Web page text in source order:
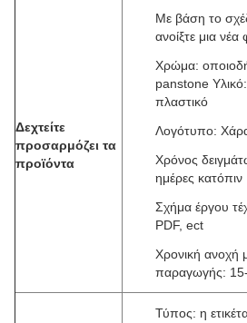
Δεχτείτε
προσαρμόζει τα
προϊόντα
Με βάση το
ανοίξτε μια
Χρώμα:
panstone
πλαστικό
Λογότυπο:
Χρόνος
ημέρες κατόπιν
Σχήμα έργου
PDF, ect
Χρονική ανοχή
παραγωγής:
Τύπος: η